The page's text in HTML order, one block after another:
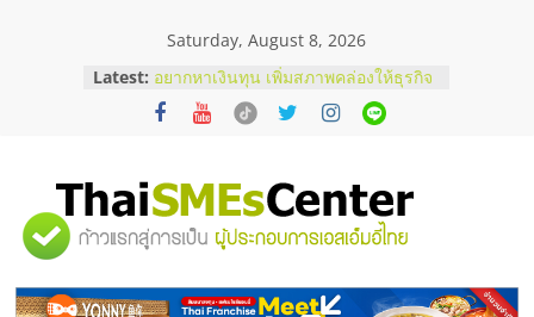
Saturday, August 8, 2026
Latest: อยากหาเงินทุน เพิ่มสภาพคล่องให้ธุรกิจ
เริ่มยังไงให้ผ่านฉลุย
สัมมนาออนไลน์ โอกาสบริหารสถานี
ThaiFranchise Meet Up จับคู่แฟรน
ไชส์ ครั้งที่ 8
ร้านเครื่องเสียงคุณภาพสูง พร้อม
บริษัท Cybersecurity ในไทยที่ไหนดี?
"ศูนย์